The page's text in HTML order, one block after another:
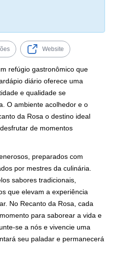
Website
refúgio gastronômico que
diário oferece uma
e qualidade se
O ambiente acolhedor e o
da Rosa o destino ideal
de momentos
preparados com
por mestres da culinária.
sabores tradicionais,
que elevam a experiência
No Recanto da Rosa, cada
para saborear a vida e
se a nós e vivencie uma
seu paladar e permanecerá